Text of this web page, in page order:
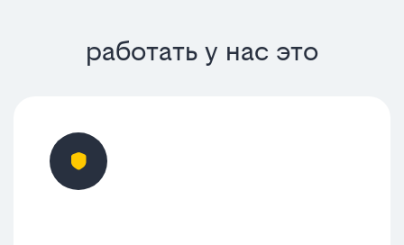
работать у нас это